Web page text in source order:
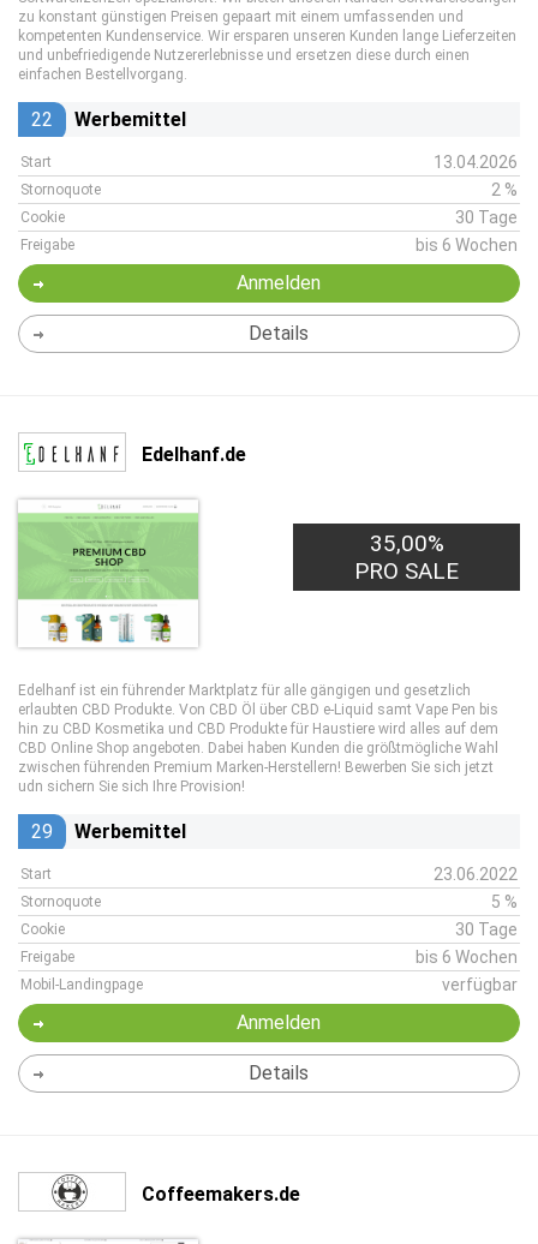
zu konstant günstigen Preisen gepaart mit einem umfassenden und
kompetenten Kundenservice. Wir ersparen unseren Kunden lange Lieferzeiten
und unbefriedigende Nutzererlebnisse und ersetzen diese durch einen
einfachen Bestellvorgang.
22 Werbemittel
Start 13.04.2026
Stornoquote 2 %
Cookie 30 Tage
Freigabe bis 6 Wochen
Anmelden
Details
Edelhanf.de
35,00%
PRO SALE
Edelhanf ist ein führender Marktplatz für alle gängigen und gesetzlich
erlaubten CBD Produkte. Von CBD Öl über CBD e-Liquid samt Vape Pen bis
hin zu CBD Kosmetika und CBD Produkte für Haustiere wird alles auf dem
CBD Online Shop angeboten. Dabei haben Kunden die größtmögliche Wahl
zwischen führenden Premium Marken-Herstellern! Bewerben Sie sich jetzt
udn sichern Sie sich Ihre Provision!
29 Werbemittel
Start 23.06.2022
Stornoquote 5 %
Cookie 30 Tage
Freigabe bis 6 Wochen
Mobil-Landingpage verfügbar
Anmelden
Details
Coffeemakers.de